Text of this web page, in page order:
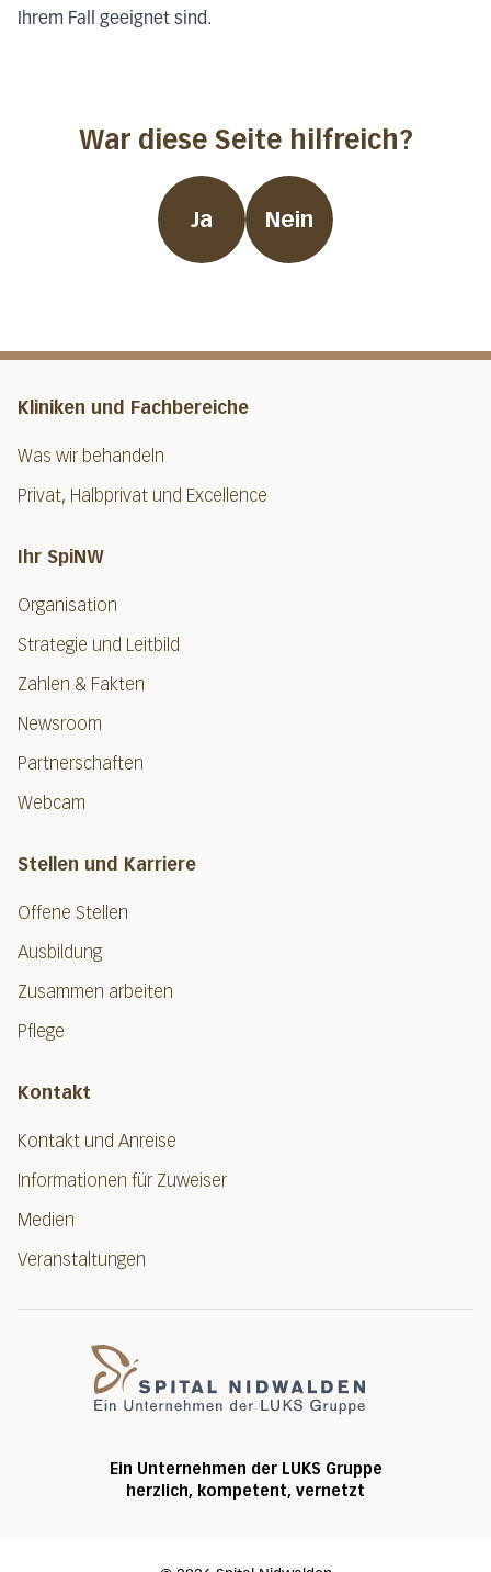
Ihrem Fall geeignet sind.
War diese Seite hilfreich?
Ja Nein
Kliniken und Fachbereiche
Was wir behandeln
Privat, Halbprivat und Excellence
Ihr SpiNW
Organisation
Strategie und Leitbild
Zahlen & Fakten
Newsroom
Partnerschaften
Webcam
Stellen und Karriere
Offene Stellen
Ausbildung
Zusammen arbeiten
Pflege
Kontakt
Kontakt und Anreise
Informationen für Zuweiser
Medien
Veranstaltungen
Ein Unternehmen der LUKS Gruppe
herzlich, kompetent, vernetzt